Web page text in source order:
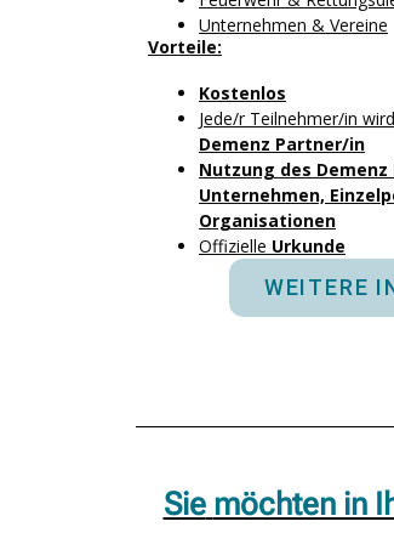
Unternehmen & Vereine
Vorteile:
Kostenlos
Jede/r Teilnehmer/in
Demenz Partner/in
Nutzung des
Unternehmen,
Organisationen
Offizielle Urkunde
WEITERE
Sie möchten in